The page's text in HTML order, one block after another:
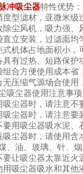
冲吸尘器特性优势：
度型滤材，亚微米
除尘风机，吸力强
直立安装，过滤面均
式机体占地面积小，
具有过热、短路保护
组合方便使用成本省
无压缩气源场合使用
吸尘器使用注意事
吸尘器时，请注意
吸尘器时，请注意
要用吸尘器吸水泥、
吸尘器时，请使用含
、油、玻璃、针、
要让吸尘器太靠近火
用吸尘器吸水和其他